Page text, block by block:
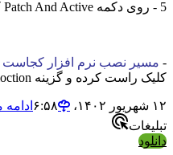
5 - روی دکمه Patch And Active کلیک کنید.
- مسیر نصب نرم افزار کجاست
کلیک راست کرده و گزینه Open filce loction را کلیک می کنید.
۱۲ شهریور ۱۴۰۲،‏ ۶:۵۸
تبلیغات
دانلود